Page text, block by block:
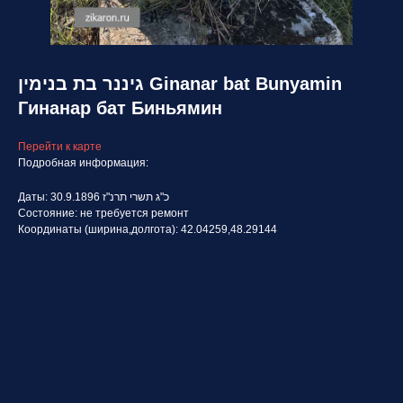
גיננר בת בנימין Ginanar bat Bunyamin
Гинанар бат Биньямин
Перейти к карте
Подробная информация:
Даты: 30.9.1896 כ"ג תשרי תרנ"ז
Состояние: не требуется ремонт
Координаты (ширина,долгота): 42.04259,48.29144